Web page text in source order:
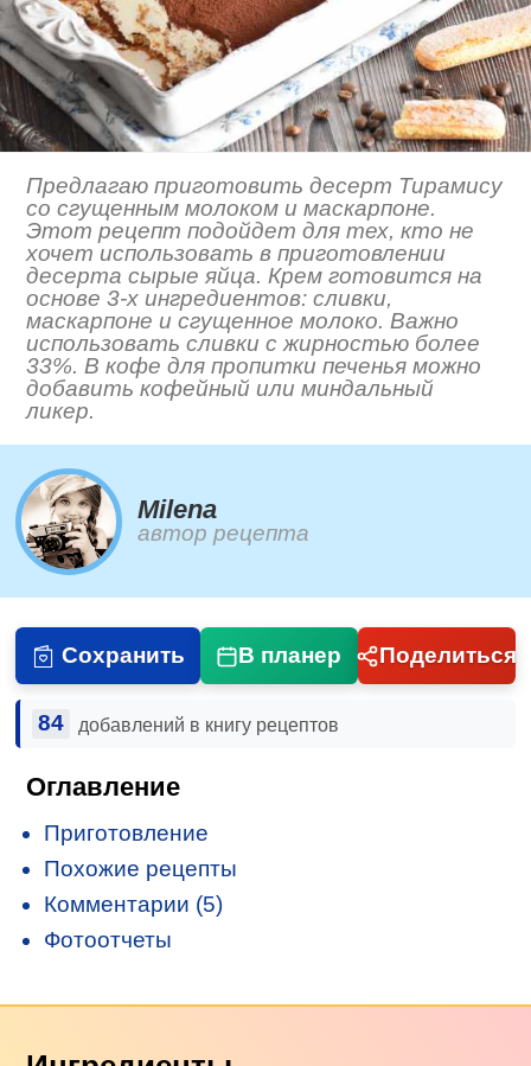
Предлагаю приготовить десерт Тирамису
со сгущенным молоком и маскарпоне.
Этот рецепт подойдет для тех, кто не
хочет использовать в приготовлении
десерта сырые яйца. Крем готовится на
основе 3-х ингредиентов: сливки,
маскарпоне и сгущенное молоко. Важно
использовать сливки с жирностью более
33%. В кофе для пропитки печенья можно
добавить кофейный или миндальный
ликер.
Milena
автор рецепта
Сохранить В планер Поделиться
84 добавлений в книгу рецептов
Оглавление
Приготовление
Похожие рецепты
Комментарии (5)
Фотоотчеты